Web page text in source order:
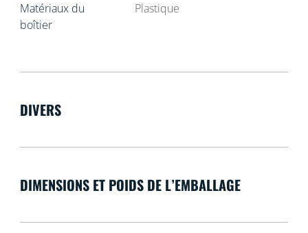
Matériaux du
boîtier
Plastique
DIVERS
DIMENSIONS ET POIDS DE L’EMBALLAGE